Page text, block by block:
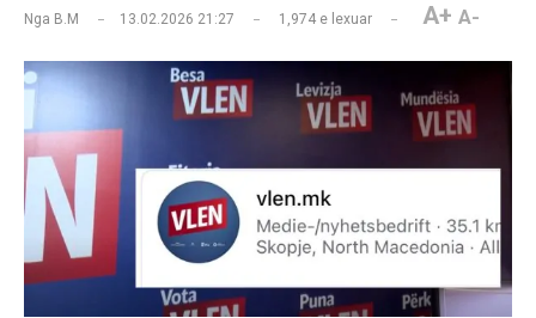
Nga B.M 13.02.2026 21:27 1,974 e lexuar A+ A-